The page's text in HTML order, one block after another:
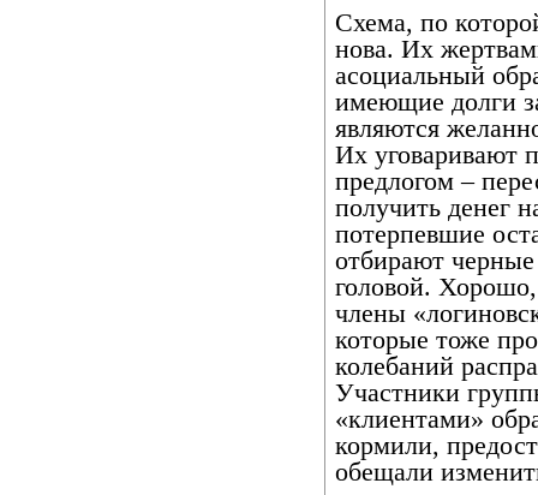
Схема, по
нова. Их
асоциальный
имеющие долги
являются
Их уговаривают
предлогом –
получить денег
потерпевшие
отбирают
головой.
члены
которые тоже
колебаний
Участники
«клиентами»
кормили,
обещали